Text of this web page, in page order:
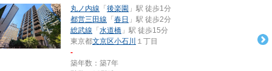
丸ノ内線 「 後楽園 」駅 徒歩1分
都営三田線 「 春日 」駅 徒歩2分
総武線 「 水道橋 」駅 徒歩15分
東京都文京区小石川 １丁目
-
築年数：築7年